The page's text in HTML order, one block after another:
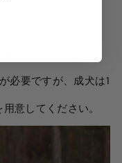
必要ですが、成犬は1
意してください。